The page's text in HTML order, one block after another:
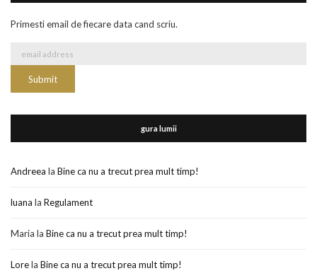
Primesti email de fiecare data cand scriu.
gura lumii
Andreea la Bine ca nu a trecut prea mult timp!
luana la Regulament
Maria la Bine ca nu a trecut prea mult timp!
Lorela Bine ca nu a trecut prea mult timp!